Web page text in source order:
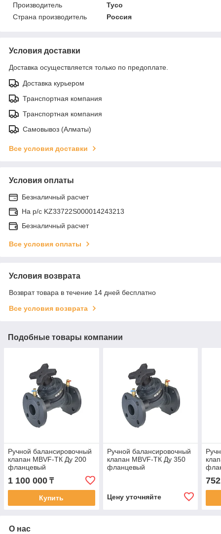
Производитель
Tyco
Страна производитель
Россия
Условия доставки
Доставка осуществляется только по предоплате.
Доставка курьером
Транспортная компания
Транспортная компания
Самовывоз (Алматы)
Все условия доставки
Условия оплаты
Безналичный расчет
На р/c KZ33722S000014243213
Безналичный расчет
Все условия оплаты
Условия возврата
Возврат товара в течение 14 дней бесплатно
Все условия возврата
Подобные товары компании
Ручной балансировочный
клапан MBVF-ТК Ду 200
фланцевый
1 100 000 ₸
Купить
Ручной балансировочный
клапан MBVF-ТК Ду 350
фланцевый
Цену уточняйте
О нас